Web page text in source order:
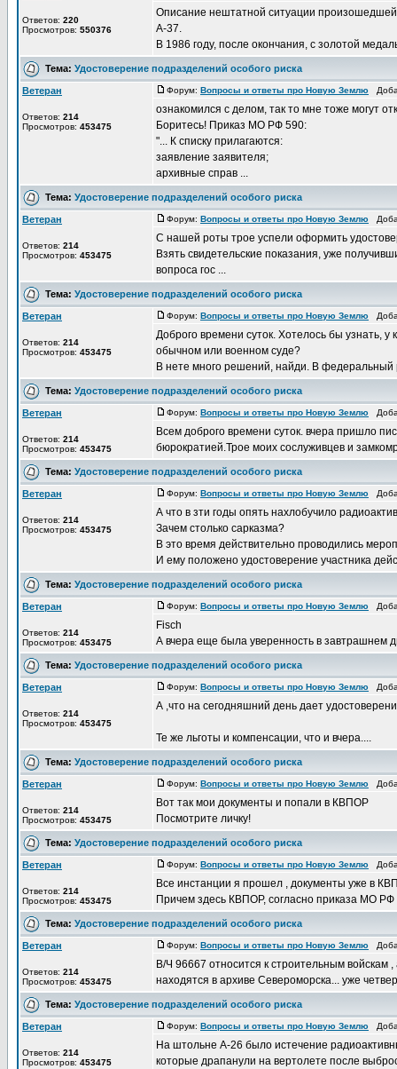
Ответов: 220
Просмотров: 550376
Описание нештатной ситуации
А-37.
В 1986 году, после окончания, с золотой
Тема: Удостоверение подразделений особого риска
Ветеран
Ответов: 214
Просмотров: 453475
Форум: Вопросы и ответы про Новую Землю
ознакомился с делом, так то мне тоже могут
Боритесь! Приказ МО РФ 590:
"... К списку прилагаются:
заявление заявителя;
архивные справ ...
Тема: Удостоверение подразделений особого риска
Ветеран
Ответов: 214
Просмотров: 453475
Форум: Вопросы и ответы про Новую Землю
С нашей роты трое успели оформить
Взять свидетельские показания, уже
вопроса гос ...
Тема: Удостоверение подразделений особого риска
Ветеран
Ответов: 214
Просмотров: 453475
Форум: Вопросы и ответы про Новую Землю
Доброго времени суток. Хотелось бы узнать,
обычном или военном суде?
В нете много решений, найди. В федеральный
Тема: Удостоверение подразделений особого риска
Ветеран
Ответов: 214
Просмотров: 453475
Форум: Вопросы и ответы про Новую Землю
Всем доброго времени суток. вчера пришло
бюрократией.Трое моих сослуживцев и
Тема: Удостоверение подразделений особого риска
Ветеран
Ответов: 214
Просмотров: 453475
Форум: Вопросы и ответы про Новую Землю
А что в зти годы опять нахлобучило
Зачем столько сарказма?
В это время действительно проводились
И ему положено удостоверение участника
Тема: Удостоверение подразделений особого риска
Ветеран
Ответов: 214
Просмотров: 453475
Форум: Вопросы и ответы про Новую Землю
Fisch
А вчера еще была уверенность в завтрашнем
Тема: Удостоверение подразделений особого риска
Ветеран
Ответов: 214
Просмотров: 453475
Форум: Вопросы и ответы про Новую Землю
А ,что на сегодняшний день дает
Те же льготы и компенсации, что и вчера....
Тема: Удостоверение подразделений особого риска
Ветеран
Ответов: 214
Просмотров: 453475
Форум: Вопросы и ответы про Новую Землю
Вот так мои документы и попали в КВПОР
Посмотрите личку!
Тема: Удостоверение подразделений особого риска
Ветеран
Ответов: 214
Просмотров: 453475
Форум: Вопросы и ответы про Новую Землю
Все инстанции я прошел , документы уже в
Причем здесь КВПОР, согласно приказа МО
Тема: Удостоверение подразделений особого риска
Ветеран
Ответов: 214
Просмотров: 453475
Форум: Вопросы и ответы про Новую Землю
В/Ч 96667 относится к строительным
находятся в архиве Североморска... уже
Тема: Удостоверение подразделений особого риска
Ветеран
Ответов: 214
Просмотров: 453475
Форум: Вопросы и ответы про Новую Землю
На штольне А-26 было истечение
которые драпанули на вертолете после